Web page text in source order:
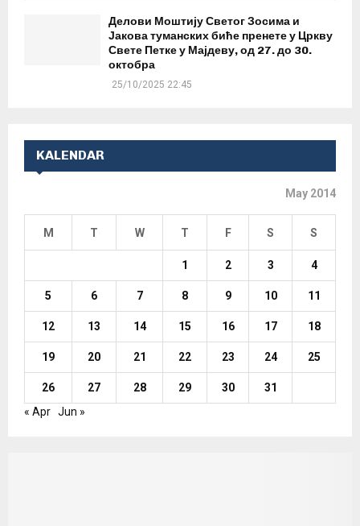
Делови Моштију Светог Зосима и
Јакова туманских биће пренете у Цркву
Свете Петке у Мајдеву, од 27. до 30.
октобра
25/10/2025 22:45
KALENDAR
May 2014
M T W T F S S
1 2 3 4
5 6 7 8 9 10 11
12 13 14 15 16 17 18
19 20 21 22 23 24 25
26 27 28 29 30
31
« Apr Jun »